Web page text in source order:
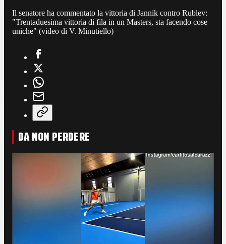
Il senatore ha commentato la vittoria di Jannik contro Rublev:
"Trentaduesima vittoria di fila in un Masters, sta facendo cose
uniche" (video di V. Minutiello)
DA NON PERDERE